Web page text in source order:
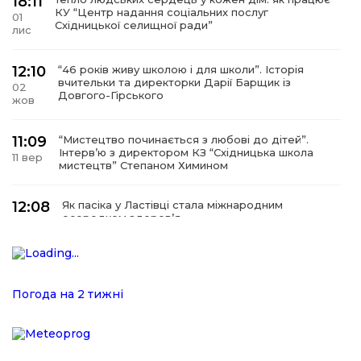
01
лис
КУ “Центр надання соціальних послуг
Східницької селищної ради”
12:10
02
жов
“46 років живу школою і для школи”. Історія
вчительки та директорки Дарії Барщик із
Довгого-Гірського
11:09
11 вер
“Мистецтво починається з любові до дітей”.
Інтерв’ю з директором КЗ “Східницька школа
мистецтв” Степаном Химином
12:08
Як пасіка у Ластівці стала міжнародним
осередком здоров’я
15 лип
“Респект — Гаївка”
17:07
Віра, що не згасає. Історія сили духу,
Погода на 2 тижні